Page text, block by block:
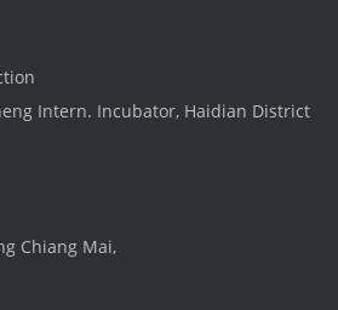
Intern. Incubator, Haidian District
Chiang Mai,